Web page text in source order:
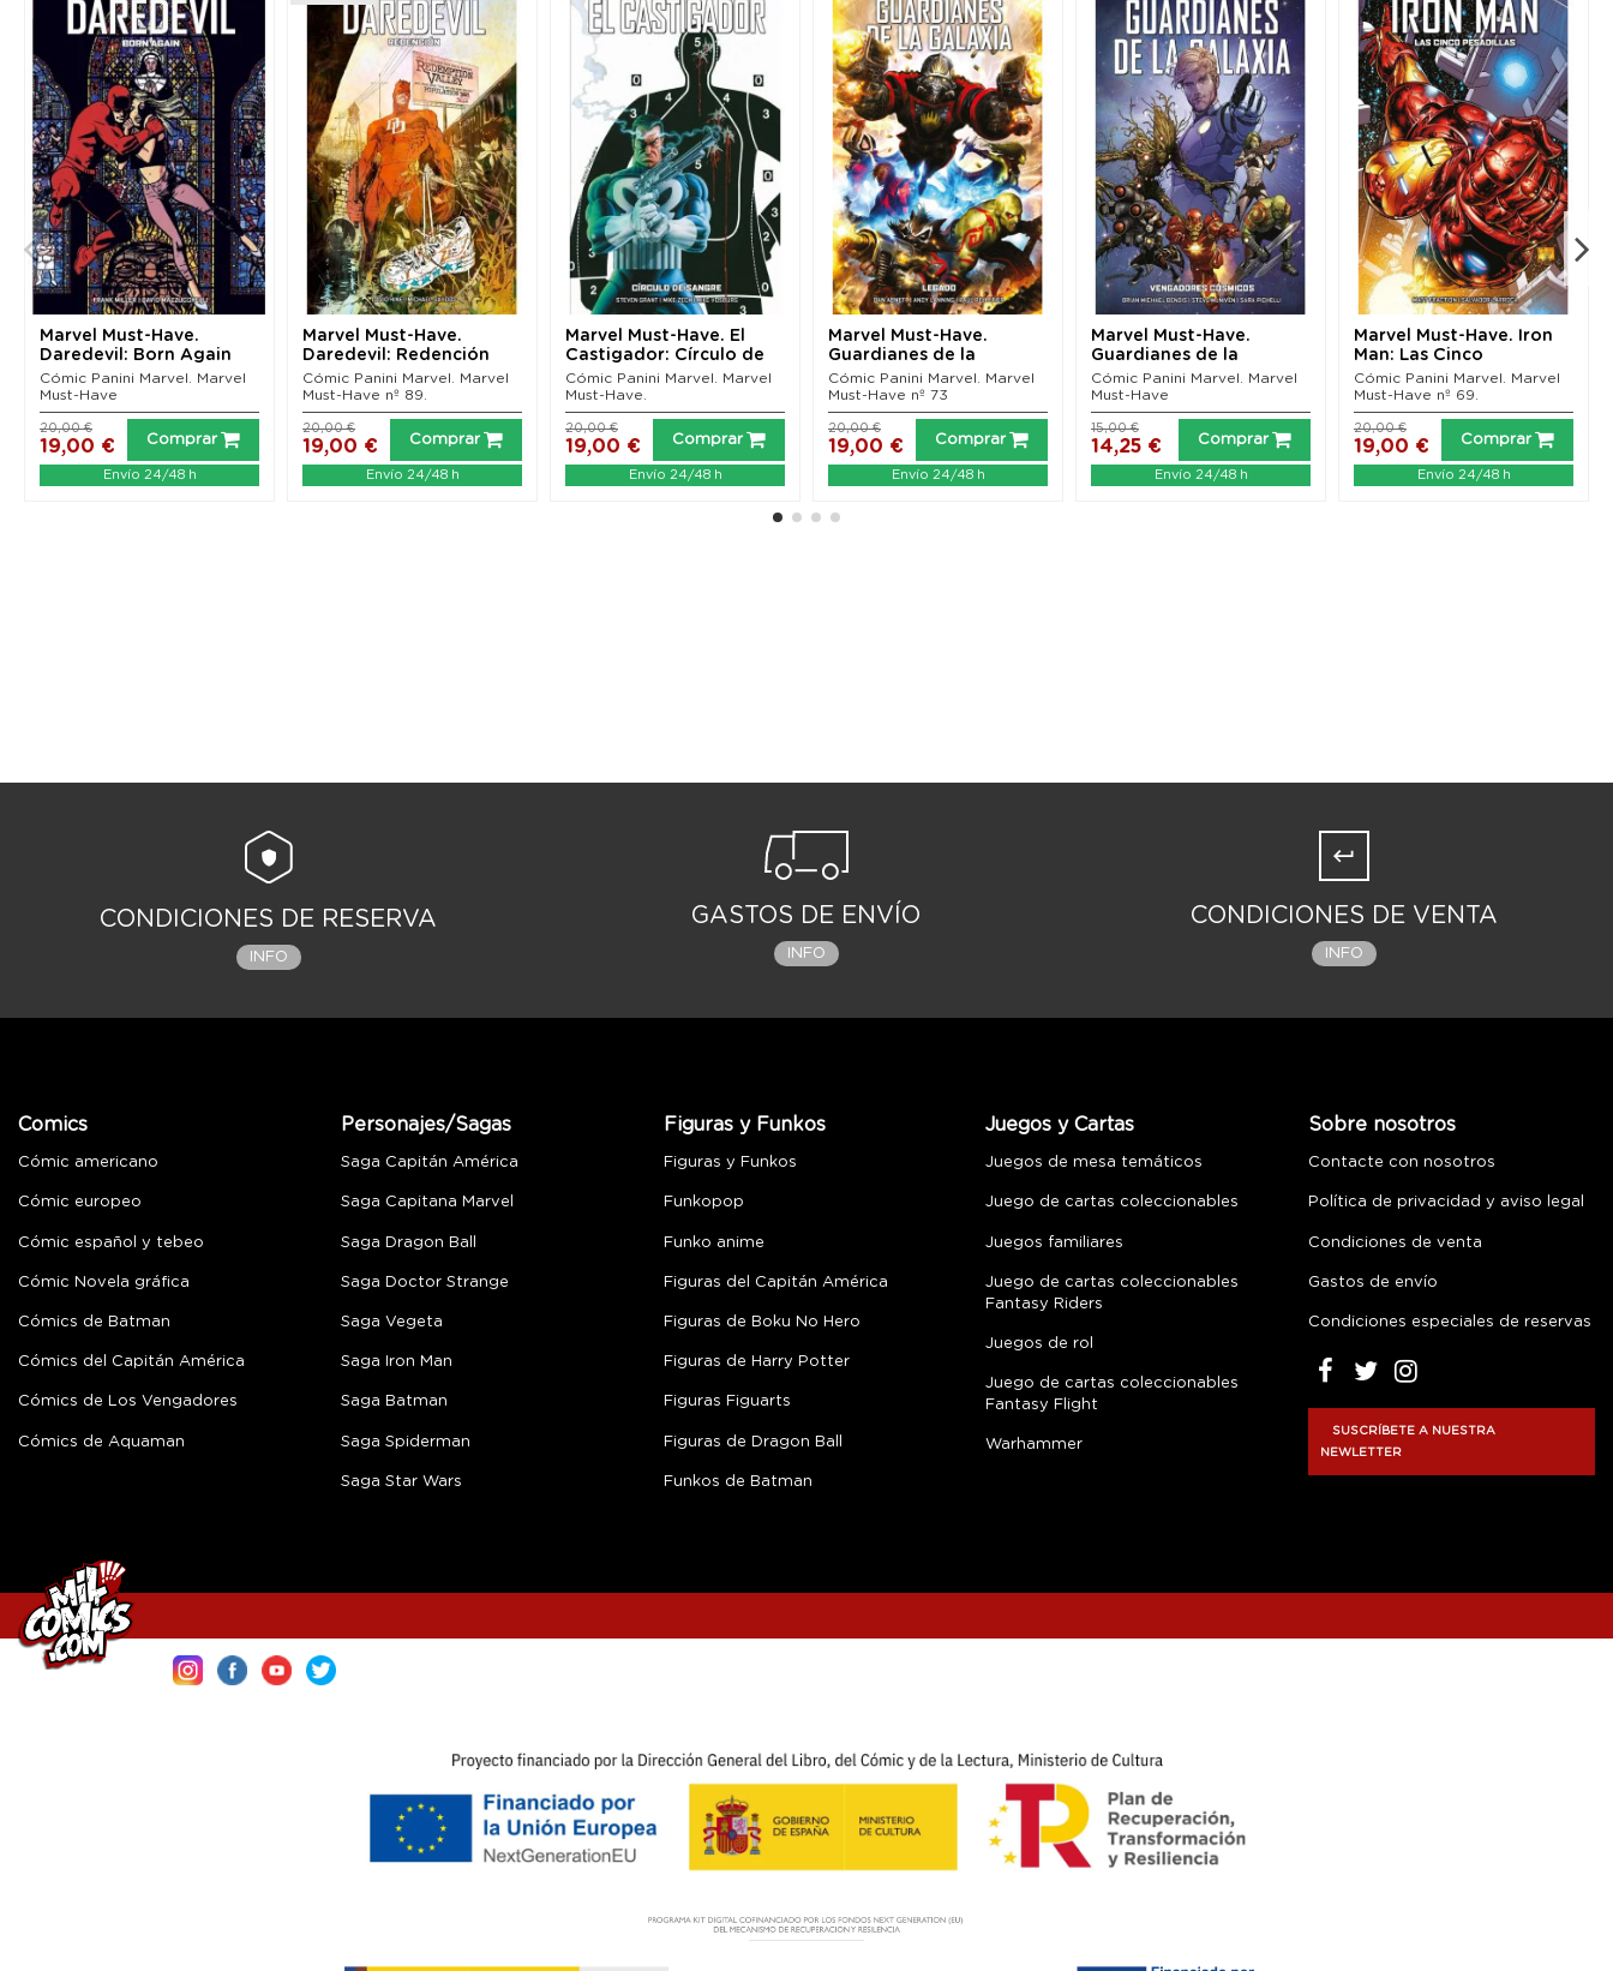
Marvel Must-Have.
Daredevil: Born Again
(Nueva edición)
Cómic Panini Marvel. Marvel
Must-Have
19,00 €
20,00 €
Comprar
Envío 24/48 h
Marvel Must-Have.
Daredevil: Redención
Cómic Panini Marvel. Marvel
Must-Have nº 89.
19,00 €
20,00 €
Comprar
Envío 24/48 h
Marvel Must-Have. El
Castigador: Círculo de
sangre
Cómic Panini Marvel. Marvel
Must-Have.
19,00 €
20,00 €
Comprar
Envío 24/48 h
Marvel Must-Have.
Guardianes de la
Galaxia: Legado
Cómic Panini Marvel. Marvel
Must-Have nº 73
19,00 €
20,00 €
Comprar
Envío 24/48 h
Marvel Must-Have.
Guardianes de la
Galaxia: Vengadores...
Cómic Panini Marvel. Marvel
Must-Have
14,25 €
15,00 €
Comprar
Envío 24/48 h
Marvel Must-Have. Iron
Man: Las Cinco
Pesadillas
Cómic Panini Marvel. Marvel
Must-Have nº 69.
19,00 €
20,00 €
Comprar
Envío 24/48 h
CONDICIONES DE RESERVA
INFO
GASTOS DE ENVÍO
INFO
CONDICIONES DE VENTA
INFO
Comics
Cómic americano
Cómic europeo
Cómic español y tebeo
Cómic Novela gráfica
Cómics de Batman
Cómics del Capitán América
Cómics de Los Vengadores
Cómics de Aquaman
Personajes/Sagas
Saga Capitán América
Saga Capitana Marvel
Saga Dragon Ball
Saga Doctor Strange
Saga Vegeta
Saga Iron Man
Saga Batman
Saga Spiderman
Saga Star Wars
Figuras y Funkos
Figuras y Funkos
Funkopop
Funko anime
Figuras del Capitán América
Figuras de Boku No Hero
Figuras de Harry Potter
Figuras Figuarts
Figuras de Dragon Ball
Funkos de Batman
Juegos y Cartas
Juegos de mesa temáticos
Juego de cartas coleccionables
Juegos familiares
Juego de cartas coleccionables
Fantasy Riders
Juegos de rol
Juego de cartas coleccionables
Fantasy Flight
Warhammer
Sobre nosotros
Contacte con nosotros
Política de privacidad y aviso legal
Condiciones de venta
Gastos de envío
Condiciones especiales de reservas
SUSCRÍBETE A NUESTRA
NEWLETTER